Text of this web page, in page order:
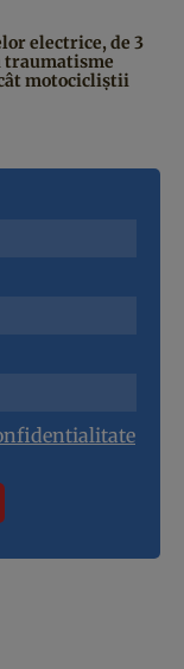
electrice, de 3
traumatisme
motocicliștii